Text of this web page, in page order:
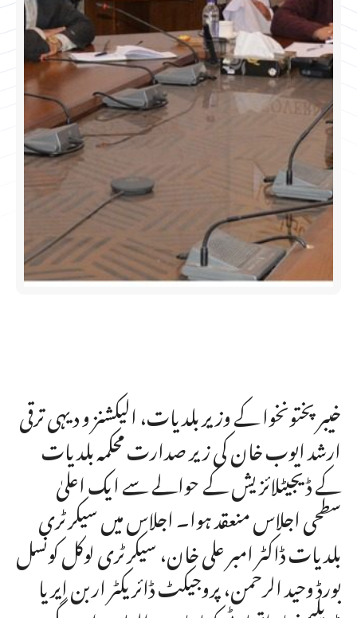
خیبر پختونخوا کے وزیر بلدیات، الیکشنز و دیہی ترقی
ارشد ایوب خان کی زیر صدارت محکمہ بلدیات
کے ڈیجیٹلائزیش کے حوالے سے ایک اعلیٰ
سطحی اجلاس منعقد ہوا۔ اجلاس میں سیکرٹری
بلدیات ڈاکٹر امبر علی خان، سیکرٹری لوکل کونسل
بورڈ وحید الرحمن، پروجیکٹ ڈائریکٹر اربن ایریا